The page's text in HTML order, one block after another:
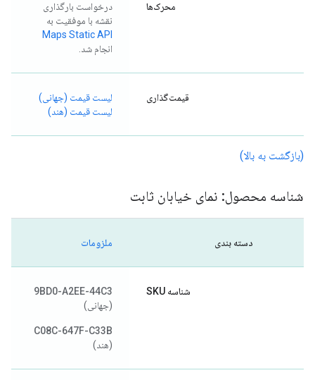
محرک‌ها
درخواست بارگذاری
نقشه با موفقیت به
Maps Static API
انجام شد.
قیمت‌گذاری
لیست قیمت (جهانی)
لیست قیمت (هند)
(بازگشت به بالا)
شناسه محصول: نمای خیابان ثابت
دسته بندی ملزومات
شناسه SKU
9BD0-A2EE-44C3
(جهانی)
C08C-647F-C33B
(هند)